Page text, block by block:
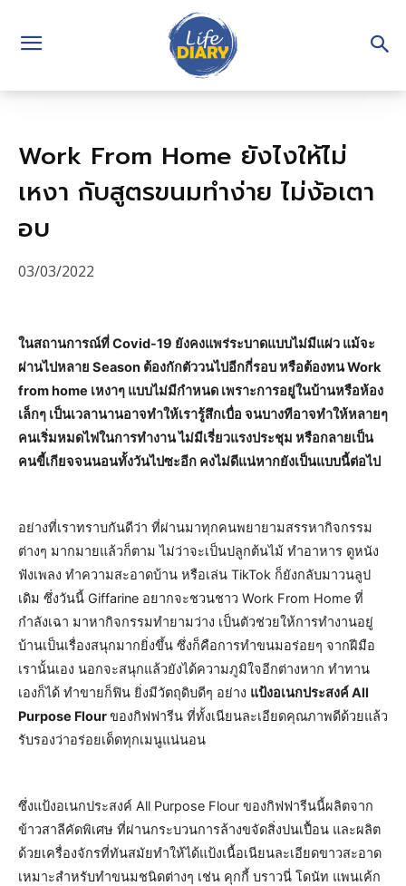
Work From Home ยังไงให้ไม่
เหงา กับสูตรขนมทำง่าย ไม่ง้อเตา
อบ
03/03/2022
ในสถานการณ์ที่ Covid-19 ยังคงแพร่ระบาดแบบไม่มีแผ่ว แม้จะ
ผ่านไปหลาย Season ต้องกักตัววนไปอีกกี่รอบ หรือต้องทน Work
from home เหงาๆ แบบไม่มีกำหนด เพราะการอยู่ในบ้านหรือห้อง
เล็กๆ เป็นเวลานานอาจทำให้เรารู้สึกเบื่อ จนบางทีอาจทำให้หลายๆ
คนเริ่มหมดไฟในการทำงาน ไม่มีเรี่ยวแรงประชุม หรือกลายเป็น
คนขี้เกียจจนนอนทั้งวันไปซะอีก คงไม่ดีแน่หากยังเป็นแบบนี้ต่อไป
อย่างที่เราทราบกันดีว่า ที่ผ่านมาทุกคนพยายามสรรหากิจกรรม
ต่างๆ มากมายแล้วก็ตาม ไม่ว่าจะเป็นปลูกต้นไม้ ทำอาหาร ดูหนัง
ฟังเพลง ทำความสะอาดบ้าน หรือเล่น TikTok ก็ยังกลับมาวนลูป
เดิม ซึ่งวันนี้ Giffarine อยากจะชวนชาว Work From Home ที่
กำลังเฉา มาหากิจกรรมทำยามว่าง เป็นตัวช่วยให้การทำงานอยู่
บ้านเป็นเรื่องสนุกมากยิ่งขึ้น ซึ่งก็คือการทำขนมอร่อยๆ จากฝีมือ
เรานั้นเอง นอกจะสนุกแล้วยังได้ความภูมิใจอีกต่างหาก ทำทาน
เองก็ได้ ทำขายก็ฟิน ยิ่งมีวัตถุดิบดีๆ อย่าง แป้งอเนกประสงค์ All
Purpose Flourของกิฟฟารีน ที่ทั้งเนียนละเอียดคุณภาพดีด้วยแล้ว
รับรองว่าอร่อยเด็ดทุกเมนูแน่นอน
ซึ่งแป้งอเนกประสงค์ All Purpose Flour ของกิฟฟารีนนี้ผลิตจาก
ข้าวสาลีคัดพิเศษ ที่ผ่านกระบวนการล้างขจัดสิ่งปนเปื้อน และผลิต
ด้วยเครื่องจักรที่ทันสมัยทำให้ได้แป้งเนื้อเนียนละเอียดขาวสะอาด
เหมาะสำหรับทำขนมชนิดต่างๆ เช่น คุกกี้ บราวนี่ โดนัท แพนเค้ก